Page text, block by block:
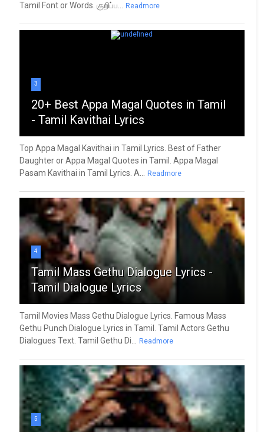
Tamil Font or Words. குறிப்ப... Readmore
3
20+ Best Appa Magal Quotes in Tamil
- Tamil Kavithai Lyrics
Top Appa Magal Kavithai in Tamil Lyrics. Best of Father
Daughter or Appa Magal Quotes in Tamil. Appa Magal
Pasam Kavithai in Tamil Lyrics. A... Readmore
4
Tamil Mass Gethu Dialogue Lyrics -
Tamil Dialogue Lyrics
Tamil Movies Mass Gethu Dialogue Lyrics. Famous Mass
Gethu Punch Dialogue Lyrics in Tamil. Tamil Actors Gethu
Dialogues Text. Tamil Gethu Di... Readmore
5